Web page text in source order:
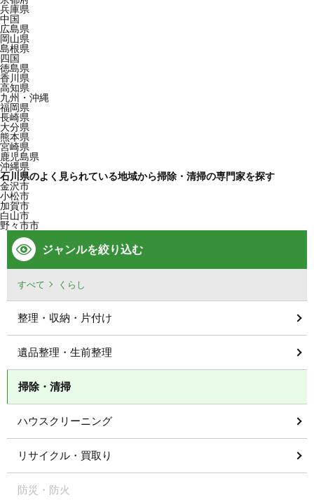
兵庫県
中国
広島県
岡山県
島根県
四国
徳島県
香川県
高知県
九州・沖縄
福岡県
長崎県
大分県
熊本県
宮崎県
鹿児島県
沖縄県
石川県のよく見られている地域から掃除・清掃の専門家を探す
金沢市
小松市
加賀市
白山市
野々市市
ジャンルを絞り込む
すべて くらし
整理・収納・片付け
遺品整理・生前整理
掃除・清掃
ハウスクリーニング
リサイクル・買取り
防災・防火